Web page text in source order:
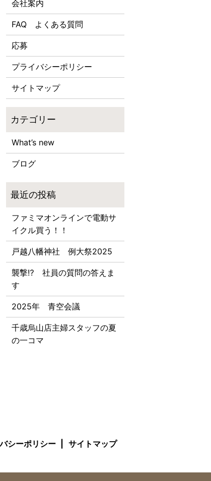
会社案内
FAQ よくある質問
応募
プライバシーポリシー
サイトマップ
What’s new
ブログ
ファミマオンラインで電動サ
イクル買う！！
戸越八幡神社 例大祭2025
襲撃⁉ 社員の質問の答えま
す
2025年 青空会議
千歳烏山店主婦スタッフの夏
の一コマ
シーポリシー サイトマップ